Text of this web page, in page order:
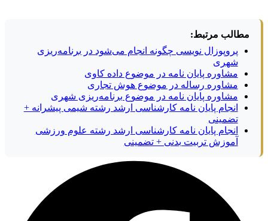
مطالب مرتبط:
پروپوزال نویسی چگونه انجام می‌شود در برنامه‌ریزی
شهری
مشاوره پایان نامه در موضوع داده کاوی
مشاوره رساله در موضوع هوش تجاری
مشاوره پایان نامه در موضوع برنامه‌ریزی شهری
انجام پایان نامه کارشناسی ارشد رشته شیمی پیشرانه +
تضمینی
انجام پایان نامه کارشناسی ارشد رشته علوم ورزشی
آموزش تربیت بدنی + تضمینی